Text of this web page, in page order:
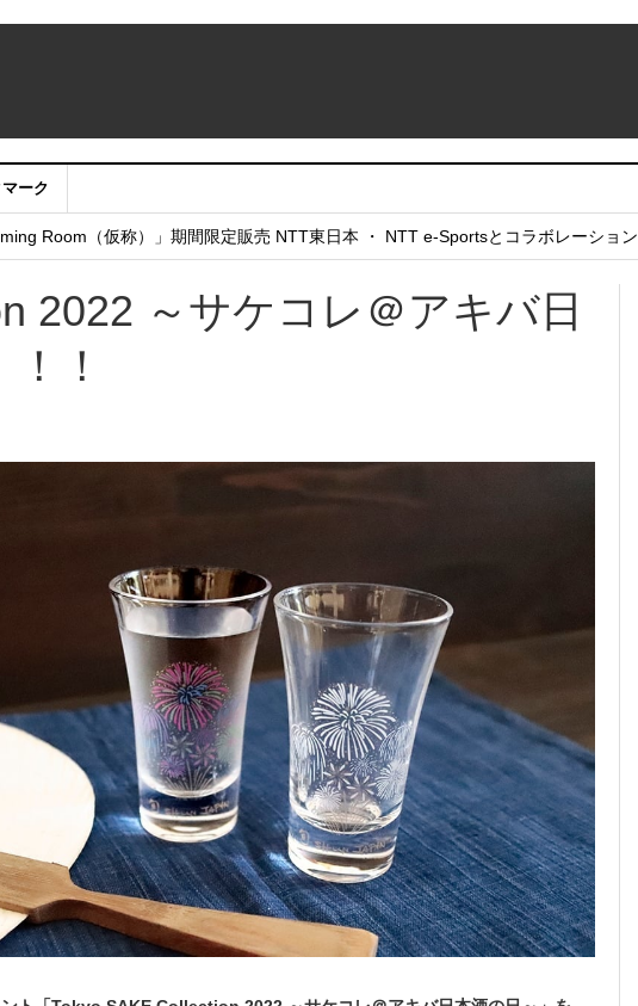
ーク
ウントサービス移行のお知らせ
Room（仮称）」期間限定販売 NTT東日本 ・ NTT e-Sportsとコラボレーション
2022 ～サケコレ＠アキバ日
！